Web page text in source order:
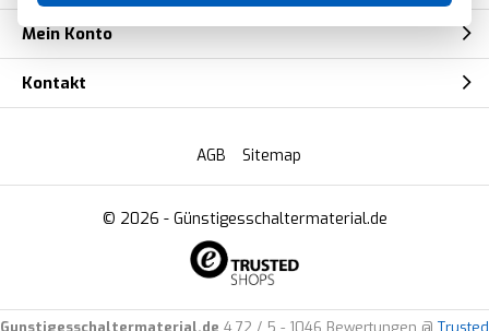
Mein Konto
Kontakt
© 2026 - Günstigesschaltermaterial.de
AGB Sitemap